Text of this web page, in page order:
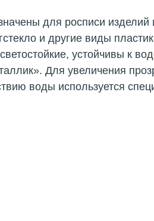
для росписи
и другие виды
устойчивы к
Для увеличения
воды используется